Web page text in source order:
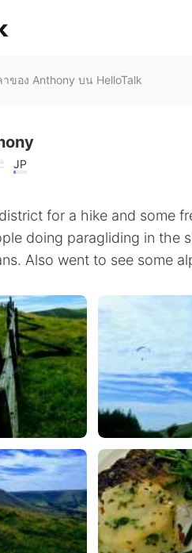
าของ Anthony บน HelloTalk
JP
for a hike and some
doing paragliding in the
Also went to see some